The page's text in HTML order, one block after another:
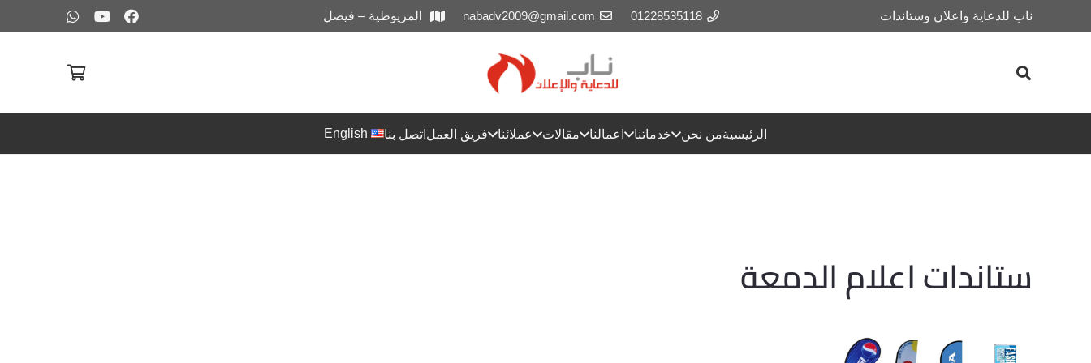
ناب للدعاية واعلان وستاندات 01228535118
nabadv2009@gmail.com المريوطية – فيصل
الرئيسيةمن نحن خدماتنا اعمالنا مقالات عملائنا فريق العمل اتصل بنا English
ستاندات اعلام الدمعة